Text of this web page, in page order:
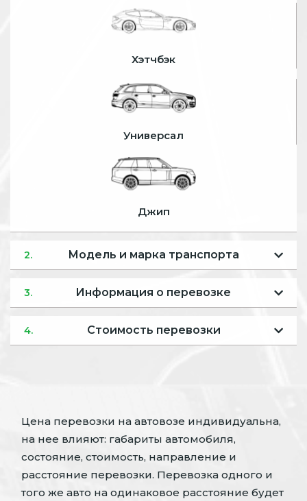
Хэтчбэк
Универсал
Джип
2. Модель и марка транспорта
3. Информация о перевозке
4. Стоимость перевозки
Цена перевозки на автовозе индивидуальна,
на нее влияют: габариты автомобиля,
состояние, стоимость, направление и
расстояние перевозки. Перевозка одного и
того же авто на одинаковое расстояние будет